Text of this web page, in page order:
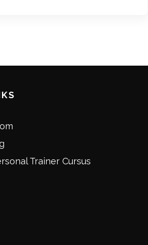
Trainer Cursus